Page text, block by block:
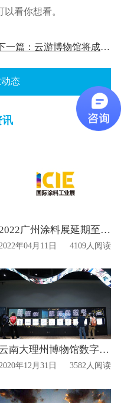
看你想看。
下一篇：云游博物馆将成为数字博物馆机会和挑战！
态
讯
2022广州涂料展延期至7月举行
2022年04月11日 4109人阅读
云南大理州博物馆数字化体验展厅正式开放!
2020年12月31日 3582人阅读